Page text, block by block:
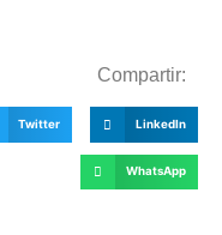
Compartir:
Twitter LinkedIn
WhatsApp